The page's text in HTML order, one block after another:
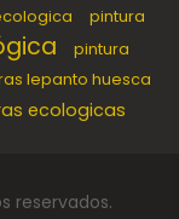
pintura
pintura
lepanto huesca
ecologicas
reservados.